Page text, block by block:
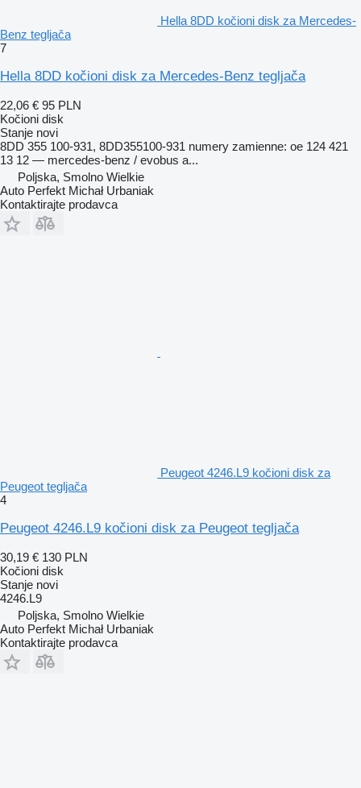
Hella 8DD kočioni disk za Mercedes-
Benz tegljača
7
Hella 8DD kočioni disk za Mercedes-Benz tegljača
22,06 € 95 PLN
Kočioni disk
Stanje novi
8DD 355 100-931, 8DD355100-931 numery zamienne: oe 124 421
13 12 — mercedes-benz / evobus a...
Poljska, Smolno Wielkie
Auto Perfekt Michał Urbaniak
Kontaktirajte prodavca
Peugeot 4246.L9 kočioni disk za
Peugeot tegljača
4
Peugeot 4246.L9 kočioni disk za Peugeot tegljača
30,19 € 130 PLN
Kočioni disk
Stanje novi
4246.L9
Poljska, Smolno Wielkie
Auto Perfekt Michał Urbaniak
Kontaktirajte prodavca